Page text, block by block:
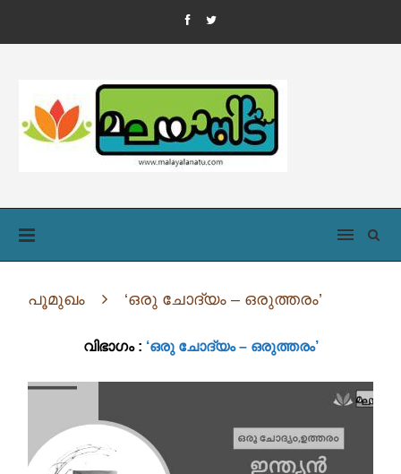
പൂമുഖം ‘ഒരു ചോദ്യം – ഒരുത്തരം’
വിഭാഗം : ‘ഒരു ചോദ്യം – ഒരുത്തരം’